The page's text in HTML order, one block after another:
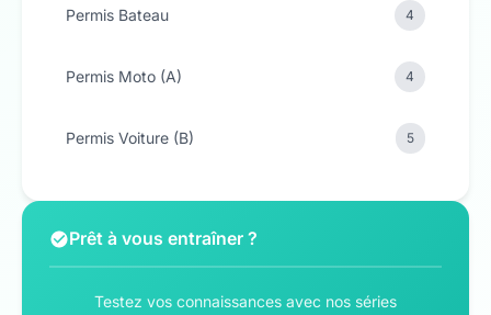
Permis Bateau 4
Permis Moto (A) 4
Permis Voiture (B) 5
Prêt à vous entraîner ?
Testez vos connaissances avec nos séries